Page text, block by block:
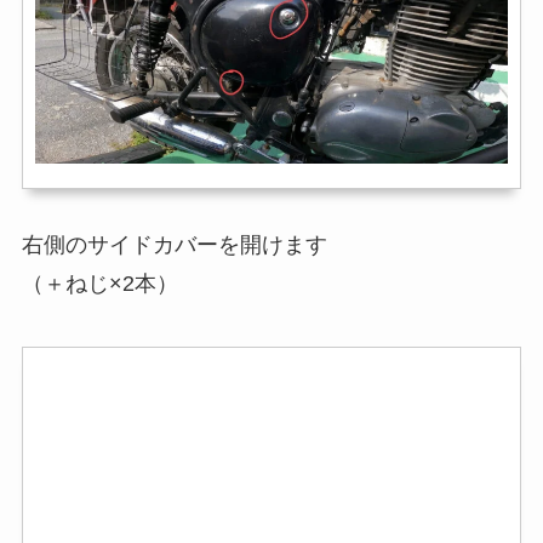
右側のサイドカバーを開けます
（＋ねじ×2本）